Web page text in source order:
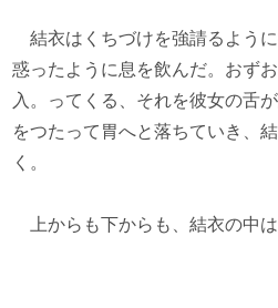
結衣はくちづけを強請るよう
惑ったように息を飲んだ。おず
入。ってくる、それを彼女の舌
をつたって胃へと落ちていき、
く。
上からも下からも、結衣の中は